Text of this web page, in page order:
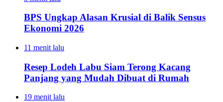
BPS Ungkap Alasan Krusial di Balik Sensus
Ekonomi 2026
11 menit lalu
Resep Lodeh Labu Siam Terong Kacang
Panjang yang Mudah Dibuat di Rumah
19 menit lalu